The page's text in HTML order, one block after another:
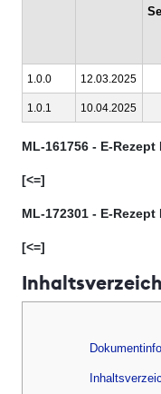
1.0.0 12.03.2025
1.0.1 10.04.2025
ML-161756 - E-
[<=]
ML-172301 - E-
[<=]